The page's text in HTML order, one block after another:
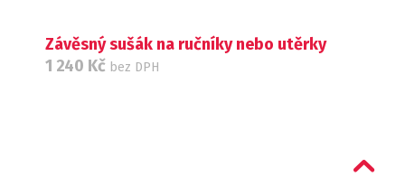
Závěsný sušák na ručníky nebo utěrky
1 240 Kč bez DPH